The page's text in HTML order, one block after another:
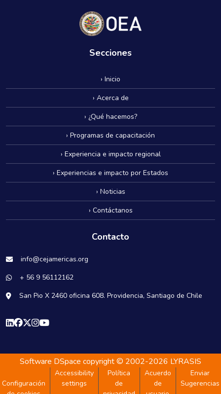
Secciones
› Inicio
› Acerca de
› ¿Qué hacemos?
› Programas de capacitación
› Experiencia e impacto regional
› Experiencias e impacto por Estados
› Noticias
› Contáctanos
Contacto
info@cejamericas.org
+ 56 9 56112162
San Pio X 2460 oficina 608. Providencia, Santiago de Chile
Software DSpace copyright © 2002-2026 LYRASIS
Configuración
Accessibility
settings
Política
de
Acuerdo
de
Enviar
Sugerencias